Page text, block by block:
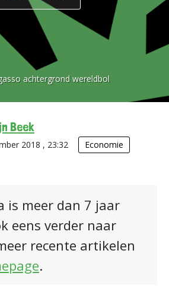
achtergrond wereldbol
Beek
2018 , 23:32 Economie
is meer dan 7 jaar
eens verder naar
recente artikelen
.